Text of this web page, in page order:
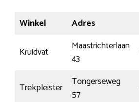
Winkel Adres
Kruidvat
Maastrichterlaan
43
Trekpleister
Tongerseweg
57